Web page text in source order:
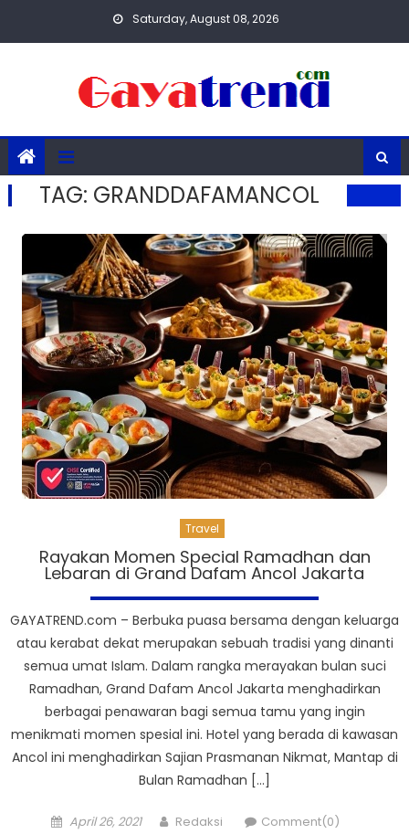
Saturday, August 08, 2026
TAG: GRANDDAFAMANCOL
Travel
Rayakan Momen Special Ramadhan dan
Lebaran di Grand Dafam Ancol Jakarta
GAYATREND.com – Berbuka puasa bersama dengan keluarga
atau kerabat dekat merupakan sebuah tradisi yang dinanti
semua umat Islam. Dalam rangka merayakan bulan suci
Ramadhan, Grand Dafam Ancol Jakarta menghadirkan
berbagai penawaran bagi semua tamu yang ingin
menikmati momen spesial ini. Hotel yang berada di kawasan
Ancol ini menghadirkan Sajian Prasmanan Nikmat, Mantap di
Bulan Ramadhan […]
Posted
April 26, 2021 Author
Redaksi Comment(0)